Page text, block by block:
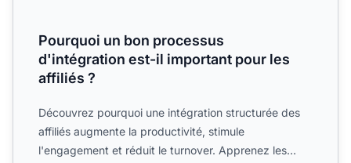
Pourquoi un bon processus
d'intégration est-il important pour les
affiliés ?
Découvrez pourquoi une intégration structurée des
affiliés augmente la productivité, stimule
l'engagement et réduit le turnover. Apprenez les